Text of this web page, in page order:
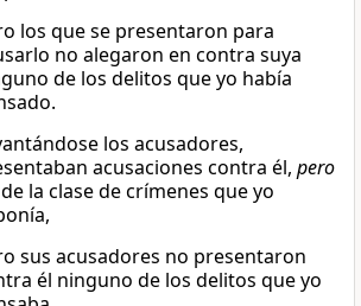
los que se presentaron para
no alegaron en contra suya
de los delitos que yo había
los acusadores,
acusaciones contra él, pero
la clase de crímenes que yo
sus acusadores no presentaron
él ninguno de los delitos que yo